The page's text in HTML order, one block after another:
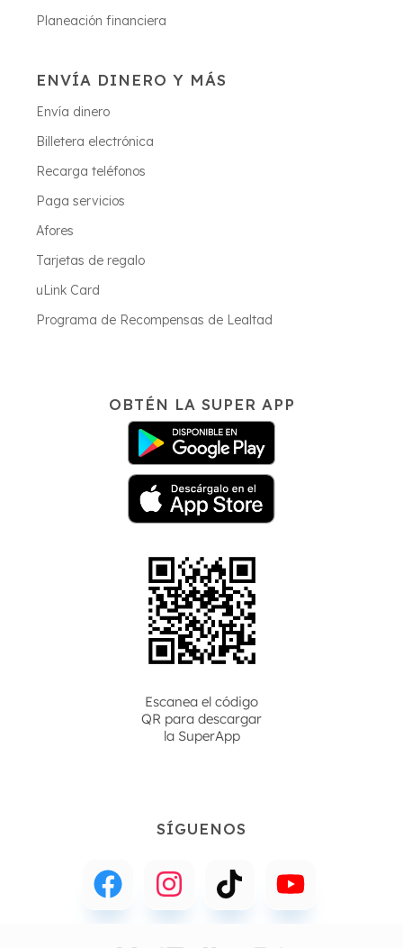
Planeación financiera
ENVÍA DINERO Y MÁS
Envía dinero
Billetera electrónica
Recarga teléfonos
Paga servicios
Afores
Tarjetas de regalo
uLink Card
Programa de Recompensas de Lealtad
OBTÉN LA SUPER APP
Escanea el código
QR para descargar
la SuperApp
SÍGUENOS